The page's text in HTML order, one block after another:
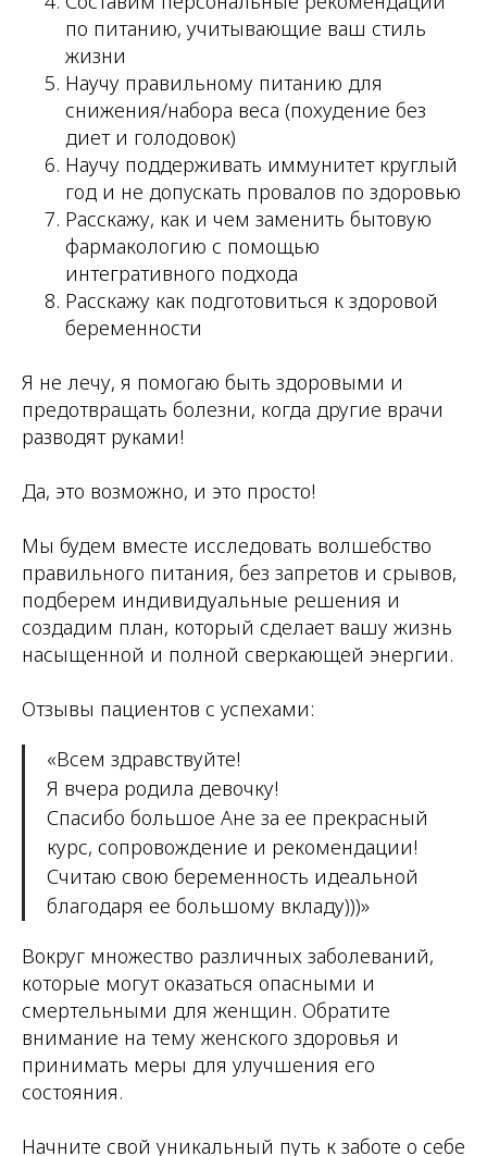
по питанию, учитывающие ваш стиль
жизни
Научу правильному питанию для
снижения/набора веса (похудение без
диет и голодовок)
Научу поддерживать иммунитет круглый
год и не допускать провалов по здоровью
Расскажу, как и чем заменить бытовую
фармакологию с помощью
интегративного подхода
Расскажу как подготовиться к здоровой
беременности
Я не лечу, я помогаю быть здоровыми и
предотвращать болезни, когда другие врачи
разводят руками!
Да, это возможно, и это просто!
Мы будем вместе исследовать волшебство
правильного питания, без запретов и срывов,
подберем индивидуальные решения и
создадим план, который сделает вашу жизнь
насыщенной и полной сверкающей энергии.
Отзывы пациентов с успехами:
«Всем здравствуйте!
Я вчера родила девочку!
Спасибо большое Ане за ее прекрасный
курс, сопровождение и рекомендации!
Считаю свою беременность идеальной
благодаря ее большому вкладу)))»
Вокруг множество различных заболеваний,
которые могут оказаться опасными и
смертельными для женщин. Обратите
внимание на тему женского здоровья и
принимать меры для улучшения его
состояния.
Начните свой уникальный путь к заботе о себе